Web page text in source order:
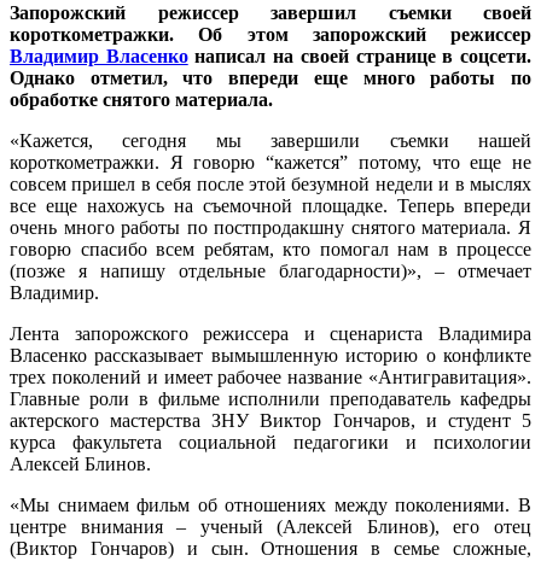
Запорожский режиссер завершил съемки своей
короткометражки. Об этом запорожский режиссер
Владимир Власенконаписал на своей странице в соцсети.
Однако отметил, что впереди еще много работы по
обработке снятого материала.
«Кажется, сегодня мы завершили съемки нашей
короткометражки. Я говорю “кажется” потому, что еще не
совсем пришел в себя после этой безумной недели и в мыслях
все еще нахожусь на съемочной площадке. Теперь впереди
очень много работы по постпродакшну снятого материала. Я
говорю спасибо всем ребятам, кто помогал нам в процессе
(позже я напишу отдельные благодарности)», – отмечает
Владимир.
Лента запорожского режиссера и сценариста Владимира
Власенко рассказывает вымышленную историю о конфликте
трех поколений и имеет рабочее название «Антигравитация».
Главные роли в фильме исполнили преподаватель кафедры
актерского мастерства ЗНУ Виктор Гончаров, и студент 5
курса факультета социальной педагогики и психологии
Алексей Блинов.
«Мы снимаем фильм об отношениях между поколениями. В
центре внимания – ученый (Алексей Блинов), его отец
(Виктор Гончаров) и сын. Отношения в семье сложные,